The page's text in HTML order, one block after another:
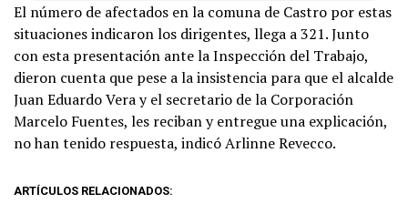
El número de afectados en la comuna de Castro por estas
situaciones indicaron los dirigentes, llega a 321. Junto
con esta presentación ante la Inspección del Trabajo,
dieron cuenta que pese a la insistencia para que el alcalde
Juan Eduardo Vera y el secretario de la Corporación
Marcelo Fuentes, les reciban y entregue una explicación,
no han tenido respuesta, indicó Arlinne Revecco.
ARTÍCULOS RELACIONADOS: